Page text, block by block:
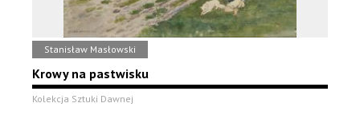
Stanisław Masłowski
Krowy na pastwisku
Kolekcja Sztuki Dawnej